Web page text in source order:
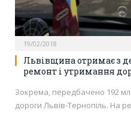
19/02/2018
Львівщина отримає з
ремонт і утримання
Зокрема, передбачено 192
дороги Львів-Тернопіль. На